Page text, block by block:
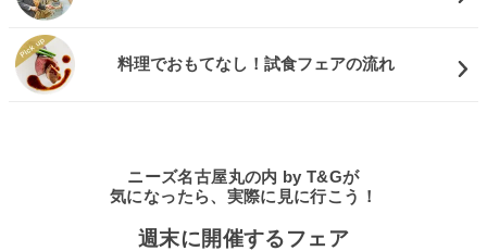
料理でおもてなし！試食フェアの流れ
ニーズ名古屋丸の内 by T&Gが
気になったら、実際に見に行こう！
週末に開催するフェア